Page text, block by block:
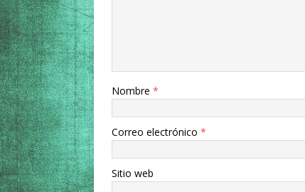
Nombre *
Correo electrónico *
Sitio web